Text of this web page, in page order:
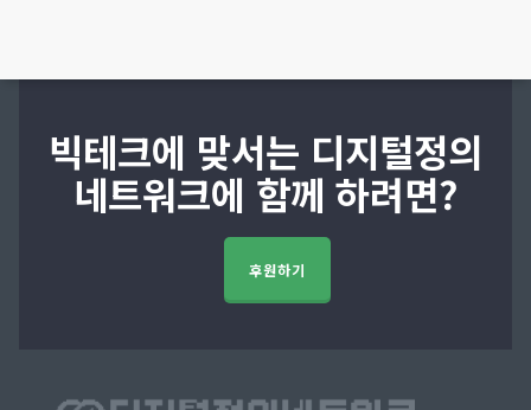
빅테크에 맞서는 디지털정의
네트워크에 함께 하려면?
후원하기